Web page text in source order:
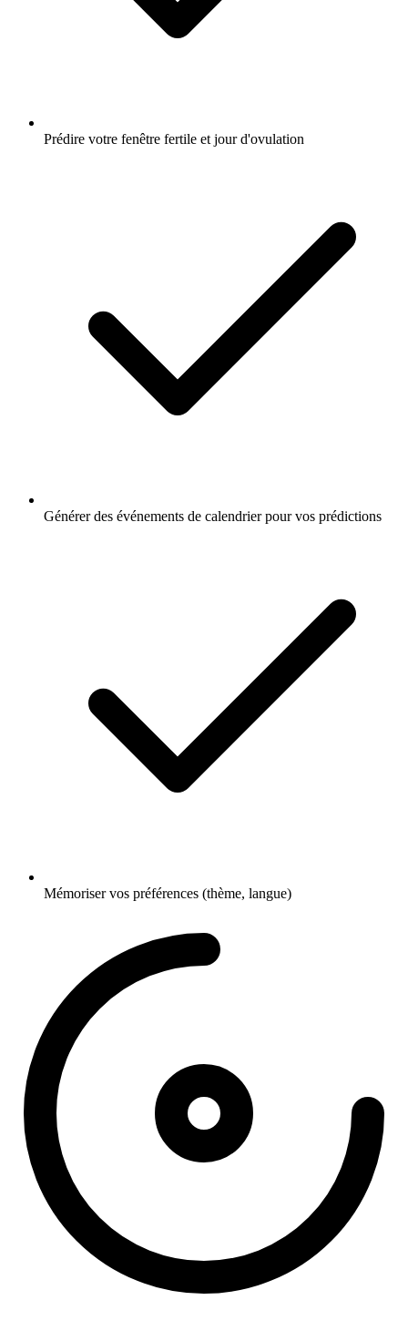
Prédire votre fenêtre fertile et jour d'ovulation
Générer des événements de calendrier pour vos prédictions
Mémoriser vos préférences (thème, langue)